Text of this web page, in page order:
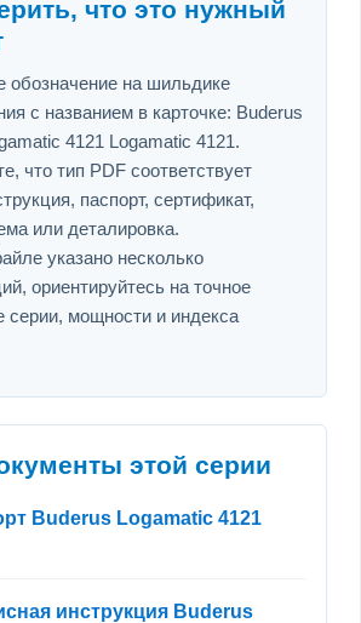
что это нужный
обозначение на шильдике
с названием в карточке: Buderus
4121 Logamatic 4121.
что тип PDF соответствует
паспорт, сертификат,
или деталировка.
указано несколько
ориентируйтесь на точное
серии, мощности и индекса
этой серии
Buderus Logamatic 4121
инструкция Buderus